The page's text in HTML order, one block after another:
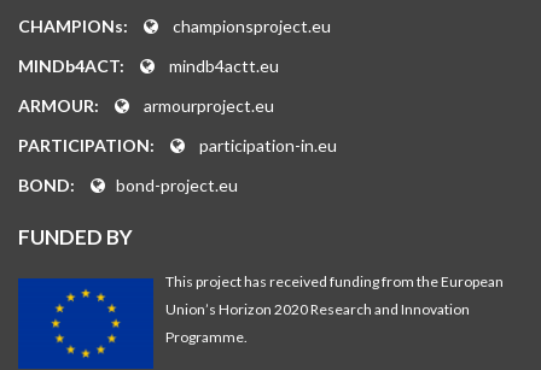
CHAMPIONs:
championsproject.eu
MINDb4ACT:
mindb4actt.eu
ARMOUR:
armourproject.eu
PARTICIPATION:
participation-in.eu
BOND:
bond-project.eu
FUNDED BY
This project has received funding from the European
Union’s Horizon 2020 Research and Innovation
Programme.